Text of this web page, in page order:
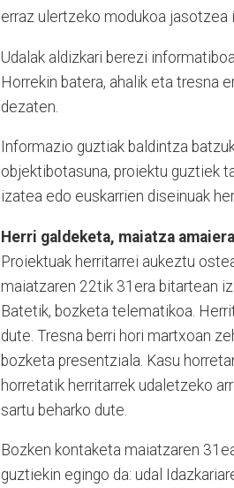
erraz ulertzeko modukoa jasotzea
Udalak aldizkari berezi
Horrekin batera, ahalik eta tresna
dezaten.
Informazio guztiak baldintza
objektibotasuna, proiektu guztiek
izatea edo euskarrien diseinuak
Herri galdeketa, maiatza
Proiektuak herritarrei aukeztu
maiatzaren 22tik 31era bitartean
Batetik, bozketa telematikoa.
dute. Tresna berri hori martxoan
bozketa presentziala. Kasu
horretatik herritarrek udaletzeko
sartu beharko dute.
Bozken kontaketa maiatzaren
guztiekin egingo da: udal